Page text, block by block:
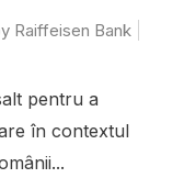
Raiffeisen Bank
pentru a
în contextul